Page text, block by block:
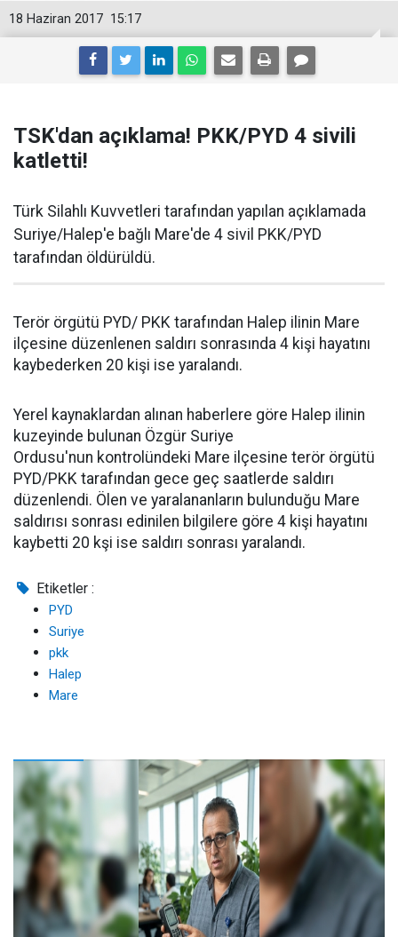
15:17
18 Haziran 2017
TSK'dan açıklama! PKK/PYD 4 sivili
katletti!
Türk Silahlı Kuvvetleri tarafından yapılan açıklamada
Suriye/Halep'e bağlı Mare'de 4 sivil PKK/PYD
tarafından öldürüldü.
Terör örgütü PYD/ PKK tarafından Halep ilinin Mare
ilçesine düzenlenen saldırı sonrasında 4 kişi hayatını
kaybederken 20 kişi ise yaralandı.
Yerel kaynaklardan alınan haberlere göre Halep ilinin
kuzeyinde bulunan Özgür Suriye
Ordusu'nun kontrolündeki Mare ilçesine terör örgütü
PYD/PKK tarafından gece geç saatlerde saldırı
düzenlendi. Ölen ve yaralananların bulunduğu Mare
saldırısı sonrası edinilen bilgilere göre 4 kişi hayatını
kaybetti 20 kşi ise saldırı sonrası yaralandı.
Etiketler :
PYD
Suriye
pkk
Halep
Mare